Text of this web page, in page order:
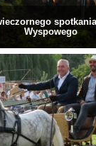
Wyspowego